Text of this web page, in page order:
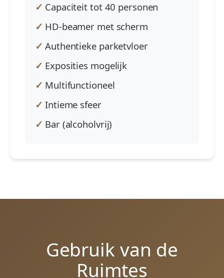
Capaciteit tot 40 personen
HD-beamer met scherm
Authentieke parketvloer
Exposities mogelijk
Multifunctioneel
Intieme sfeer
Bar (alcoholvrij)
Gebruik van de
Ruimtes